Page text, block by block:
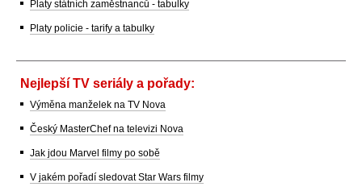
Platy státních zaměstnanců - tabulky
Platy policie - tarify a tabulky
Nejlepší TV seriály a pořady:
Výměna manželek na TV Nova
Český MasterChef na televizi Nova
Jak jdou Marvel filmy po sobě
V jakém pořadí sledovat Star Wars filmy